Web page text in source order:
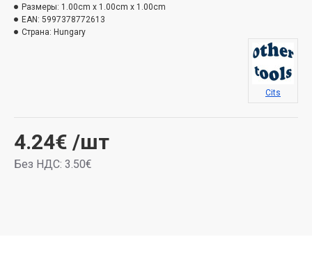
4.24€ /шт
Без НДС: 3.50€
Размеры: 1.00cm x 1.00cm x 1.00cm
EAN: 5997378772613
Страна: Hungary
Cits